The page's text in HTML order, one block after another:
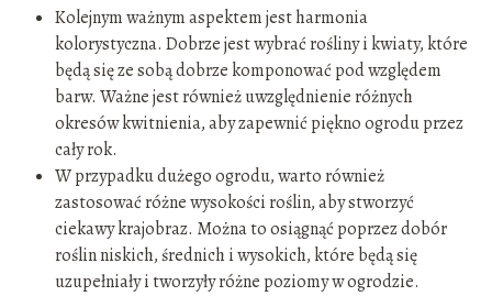
Kolejnym ważnym aspektem jest harmonia
kolorystyczna. Dobrze jest wybrać rośliny i kwiaty, które
będą się ze sobą dobrze komponować pod względem
barw. Ważne jest również uwzględnienie różnych
okresów kwitnienia, aby zapewnić piękno ogrodu przez
cały rok.
W przypadku dużego ogrodu, warto również
zastosować różne wysokości roślin, aby stworzyć
ciekawy krajobraz. Można to osiągnąć poprzez dobór
roślin niskich, średnich i wysokich, które będą się
uzupełniały i tworzyły różne poziomy w ogrodzie.